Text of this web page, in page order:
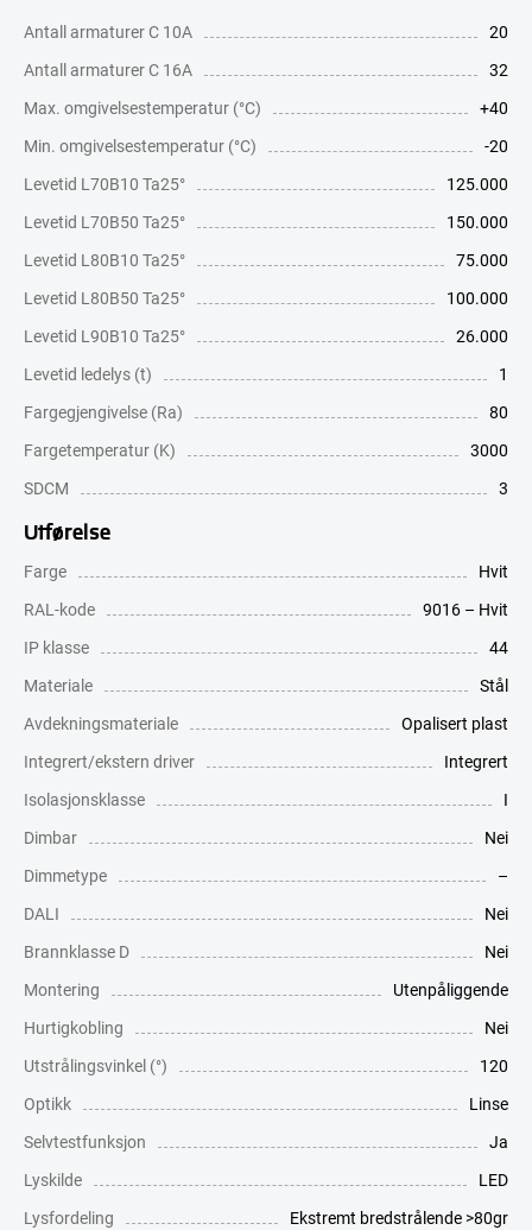
Antall armaturer C 10A
20
Antall armaturer C 16A
32
Max. omgivelsestemperatur (°C)
+40
Min. omgivelsestemperatur (°C)
-20
Levetid L70B10 Ta25°
125.000
Levetid L70B50 Ta25°
150.000
Levetid L80B10 Ta25°
75.000
Levetid L80B50 Ta25°
100.000
Levetid L90B10 Ta25°
26.000
Levetid ledelys (t)
1
Fargegjengivelse (Ra)
80
Fargetemperatur (K)
3000
SDCM
3
Utførelse
Farge
Hvit
RAL-kode
9016 – Hvit
IP klasse
44
Materiale
Stål
Avdekningsmateriale
Opalisert plast
Integrert/ekstern driver
Integrert
Isolasjonsklasse
I
Dimbar
Nei
Dimmetype
–
DALI
Nei
Brannklasse D
Nei
Montering
Utenpåliggende
Hurtigkobling
Nei
Utstrålingsvinkel (°)
120
Optikk
Linse
Selvtestfunksjon
Ja
Lyskilde
LED
Lysfordeling
Ekstremt bredstrålende >80gr